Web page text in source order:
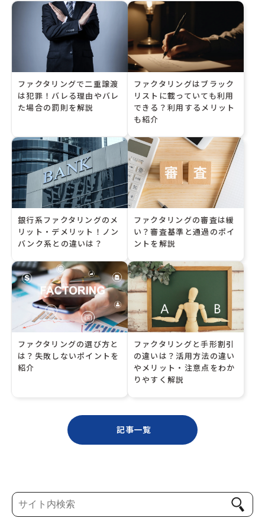
ファクタリングで二重譲渡
は犯罪！バレる理由やバレ
た場合の罰則を解説
ファクタリングはブラック
リストに載っていても利用
できる？利用するメリット
も紹介
銀行系ファクタリングのメ
リット・デメリット！ノン
バンク系との違いは？
ファクタリングの審査は緩
い？審査基準と通過のポイ
ントを解説
ファクタリングの選び方と
は？失敗しないポイントを
紹介
ファクタリングと手形割引
の違いは？活用方法の違い
やメリット・注意点をわか
りやすく解説
記事一覧